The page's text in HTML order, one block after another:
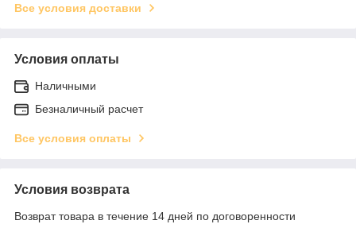
Все условия доставки
Условия оплаты
Наличными
Безналичный расчет
Все условия оплаты
Условия возврата
Возврат товара в течение 14 дней по договоренности